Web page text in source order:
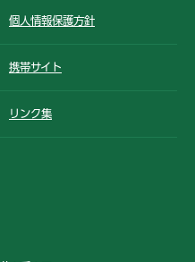
個人情報保護方針
携帯サイト
リンク集